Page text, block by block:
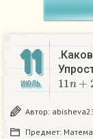
11
ИЮЛЬ
11 n +
Автор:
Предмет: